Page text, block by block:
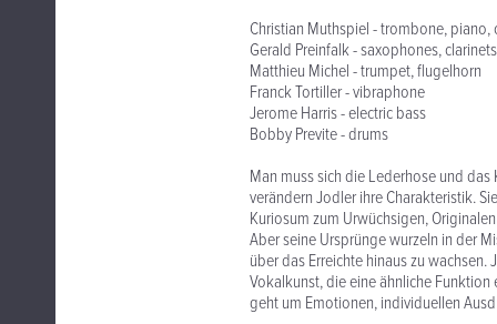
Christian Muthspiel - trombone,
Gerald Preinfalk - saxophones, clarinets
Matthieu Michel - trumpet, flugelhorn
Franck Tortiller - vibraphone
Jerome Harris - electric bass
Bobby Previte - drums
Man muss sich die Lederhose und
verändern Jodler ihre Charakteristik.
Kuriosum zum Urwüchsigen,
Aber seine Ursprünge wurzeln in der
über das Erreichte hinaus zu
Vokalkunst, die eine ähnliche
geht um Emotionen, individuellen